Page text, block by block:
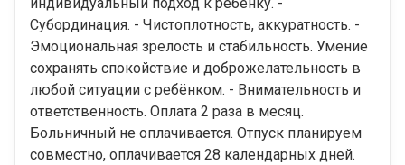
Субординация. - Чистоплотность, аккуратность. -
Эмоциональная зрелость и стабильность. Умение
сохранять спокойствие и доброжелательность в
любой ситуации с ребёнком. - Внимательность и
ответственность. Оплата 2 раза в месяц.
Больничный не оплачивается. Отпуск планируем
совместно, оплачивается 28 календарных дней.